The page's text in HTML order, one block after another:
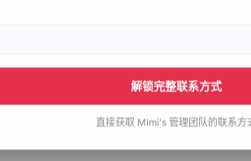
解锁完整联系方式
直接获取 Mimi's 管理团队的联系方